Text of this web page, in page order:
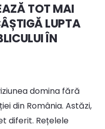
TOT MAI
LUPTA
ÎN
domina fără
din România. Astăzi,
diferit. Rețelele